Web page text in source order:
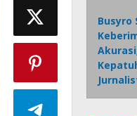
Busyro